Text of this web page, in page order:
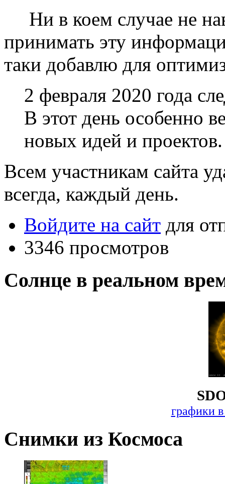
Ни в коем случае не
принимать эту
таки добавлю для
2 февраля 2020 года
В этот день особенно
новых идей и проектов.
Всем участникам сайта
всегда, каждый день.
Войдите на сайт для
3346 просмотров
Солнце в реальном
графики
Снимки из Космоса